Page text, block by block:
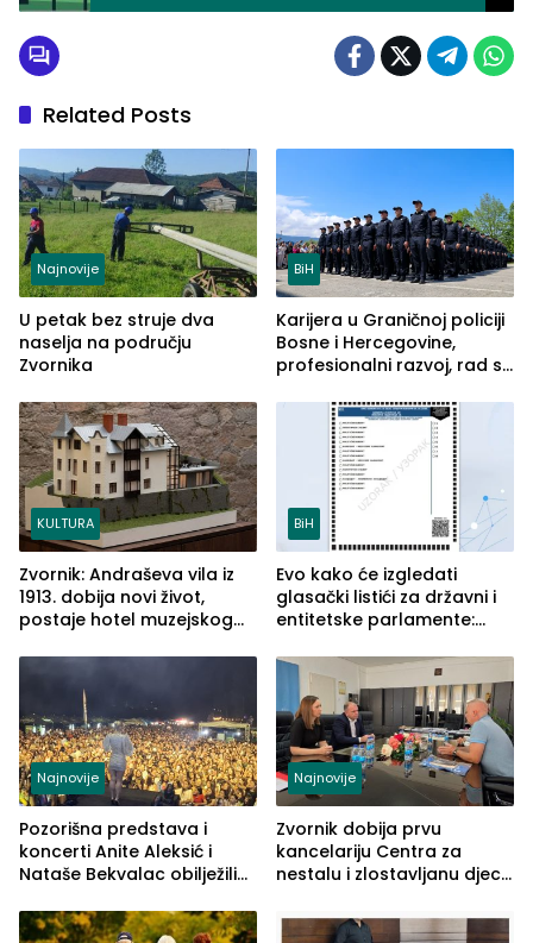
Related Posts
Najnovije
U petak bez struje dva
naselja na području
Zvornika
BiH
Karijera u Graničnoj policiji
Bosne i Hercegovine,
profesionalni razvoj, rad sa
služba građanima
KULTURA
Zvornik: Andraševa vila iz
1913. dobija novi život,
postaje hotel muzejskog
BiH
Evo kako će izgledati
glasački listići za državni i
entitetske parlamente:
vidljive na njima
Najnovije
Pozorišna predstava i
koncerti Anite Aleksić i
Nataše Bekvalac obilježili
ljeta (FOTO)
Najnovije
Zvornik dobija prvu
kancelariju Centra za
nestalu i zlostavljanu djecu